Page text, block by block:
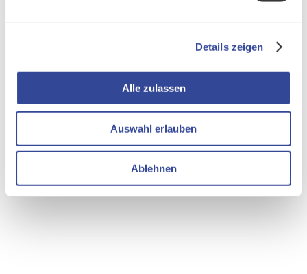
Details zeigen
Alle zulassen
Auswahl erlauben
Ablehnen